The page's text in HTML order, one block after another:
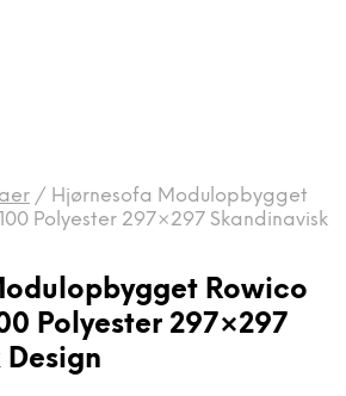
/ Hjørnesofa Modulopbygget
Polyester 297×297 Skandinavisk
Rowico
Polyester 297×297